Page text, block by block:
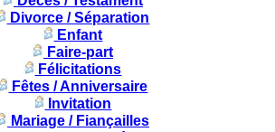
Divorce / Séparation
Enfant
Faire-part
Félicitations
Fêtes / Anniversaire
Invitation
Mariage / Fiançailles